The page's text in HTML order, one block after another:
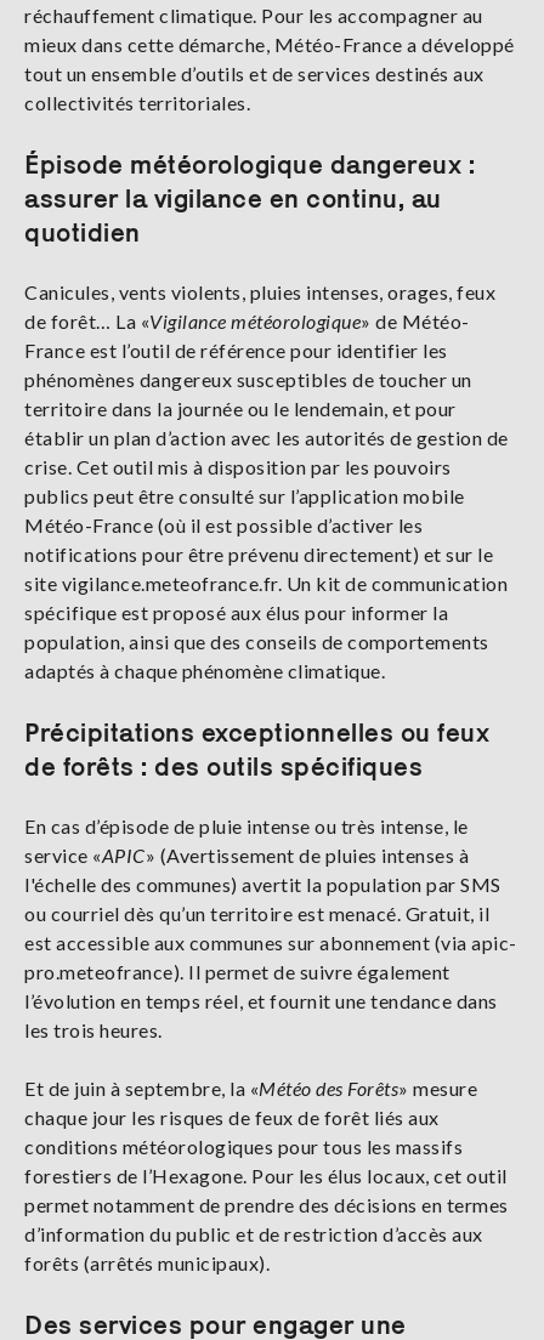
réchauffement climatique. Pour les accompagner au
mieux dans cette démarche, Météo-France a développé
tout un ensemble d’outils et de services destinés aux
collectivités territoriales.
Épisode météorologique dangereux :
assurer la vigilance en continu, au
quotidien
Canicules, vents violents, pluies intenses, orages, feux
de forêt… La «Vigilance météorologique» de Météo-
France est l’outil de référence pour identifier les
phénomènes dangereux susceptibles de toucher un
territoire dans la journée ou le lendemain, et pour
établir un plan d’action avec les autorités de gestion de
crise. Cet outil mis à disposition par les pouvoirs
publics peut être consulté sur l’application mobile
Météo-France (où il est possible d’activer les
notifications pour être prévenu directement) et sur le
site vigilance.meteofrance.fr. Un kit de communication
spécifique est proposé aux élus pour informer la
population, ainsi que des conseils de comportements
adaptés à chaque phénomène climatique.
Précipitations exceptionnelles ou feux
de forêts : des outils spécifiques
En cas d’épisode de pluie intense ou très intense, le
service «APIC» (Avertissement de pluies intenses à
l'échelle des communes) avertit la population par SMS
ou courriel dès qu’un territoire est menacé. Gratuit, il
est accessible aux communes sur abonnement (via apic-
pro.meteofrance). Il permet de suivre également
l’évolution en temps réel, et fournit une tendance dans
les trois heures.
Et de juin à septembre, la «Météo des Forêts» mesure
chaque jour les risques de feux de forêt liés aux
conditions météorologiques pour tous les massifs
forestiers de l’Hexagone. Pour les élus locaux, cet outil
permet notamment de prendre des décisions en termes
d’information du public et de restriction d’accès aux
forêts (arrêtés municipaux).
Des services pour engager une